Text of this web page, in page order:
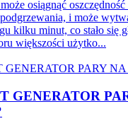
osiągnąć
i może
kilku minut, co stało się
większości użytko...
GENERATOR